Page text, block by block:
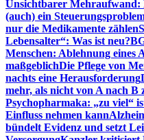
Unsichtbarer Mehraufwand:
(auch) ein
nur die Medikamente zählen
Lebensalter“: Was ist neu?
Menschen: Ablehnung eines
maßgeblichDie Pflege von
nachts eine Herausforderung
mehr, als nicht von A nach B
Psychopharmaka: „zu viel“
Einfluss nehmen kann
bündelt Evidenz und setzt